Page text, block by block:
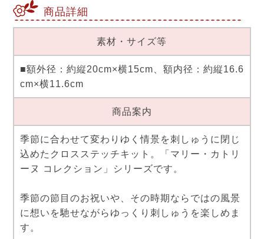
商品詳細
素材・サイズ等
■額外径：約縦20cm×横15cm、額内径：約縦16.6
cm×横11.6cm
商品案内
季節に合わせて変わりゆく情景を刺しゅうに閉じ
込めたクロスステッチキット。「マリー・カトリ
ーヌ コレクション」シリーズです。
季節の節目のお祝いや、その時期ならではの風景
に想いを馳せながらゆっくり刺しゅうを楽しめま
す。